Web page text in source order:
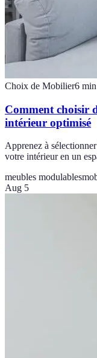
Choix de Mobilier6 min
Comment choisir
intérieur optimisé
Apprenez à
votre intérieur en un
meubles modulables
Aug 5